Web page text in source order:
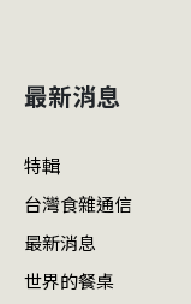
最新消息
特輯
台灣食雜通信
最新消息
世界的餐桌